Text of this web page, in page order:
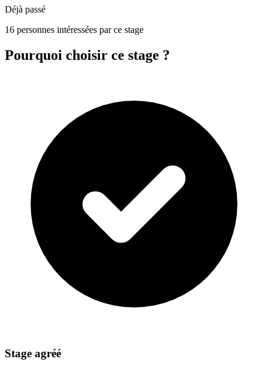
Déjà passé
16 personnes intéressées par ce stage
Pourquoi choisir ce stage ?
Stage agréé